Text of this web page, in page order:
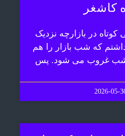
کاشغر
در بازارچه نزدیک
که شب بازار را هم
2026-05-